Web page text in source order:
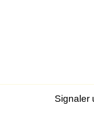
Signaler